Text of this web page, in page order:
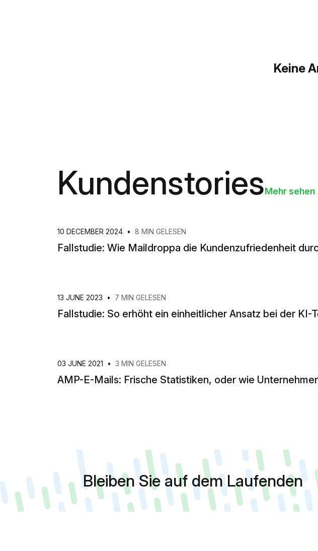
Keine
KundenstoriesMehr sehen
10 DECEMBER 2024 • 8 MIN GELESEN
Fallstudie: Wie Maildroppa die Kundenzufriedenheit
13 JUNE 2023 • 7 MIN GELESEN
Fallstudie: So erhöht ein einheitlicher Ansatz bei der KI-
03 JUNE 2021 • 3 MIN GELESEN
AMP-E-Mails: Frische Statistiken, oder wie
Bleiben Sie auf dem Laufenden